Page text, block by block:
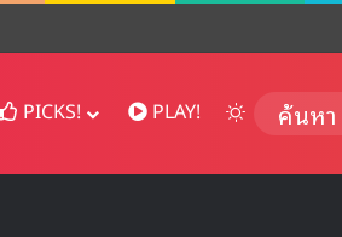
PICKS! PLAY! Switch skin